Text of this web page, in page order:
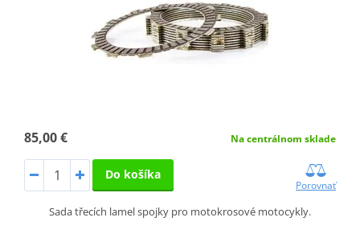
85,00 € Na centrálnom sklade
Do košíka
Porovnať
Sada třecích lamel spojky pro motokrosové motocykly.